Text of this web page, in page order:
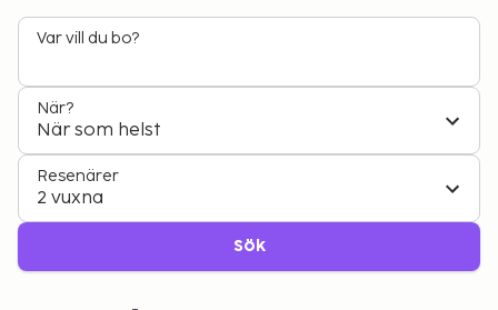
Var vill du bo?
När?
När som helst
Resenärer
2 vuxna
Sök